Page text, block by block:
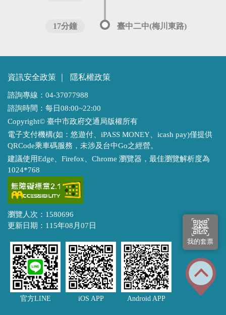
17分鐘 臺中二中(梅川東路)
資訊安全政策 隱私權政策
諮詢專線：04-37077988
諮詢時間：每日08:00~22:00
Copyright© 臺中市政府交通局版權所有
電子支付機構(如：悠遊付、iPASS MONEY、icash pay)僅提供
QRCode乘車碼服務，未涉及台中Go之經營。
建議使用Edge、Firefox、Chrome 瀏覽器，最佳瀏覽解析度為
1024*768
瀏覽人次：1580696
更新日期：115年08月07日
官方LINE iOS APP Android APP
我的套票